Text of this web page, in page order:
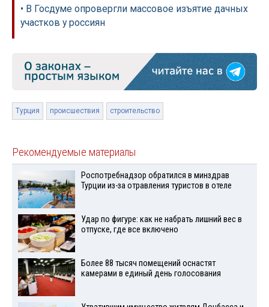
• В Госдуме опровергли массовое изъятие дачных
участков у россиян
Турция происшествия строительство
Рекомендуемые материалы
Роспотребнадзор обратился в минздрав
Турции из-за отравления туристов в отеле
Удар по фигуре: как не набрать лишний вес в
отпуске, где все включено
Более 88 тысяч помещений оснастят
камерами в единый день голосования